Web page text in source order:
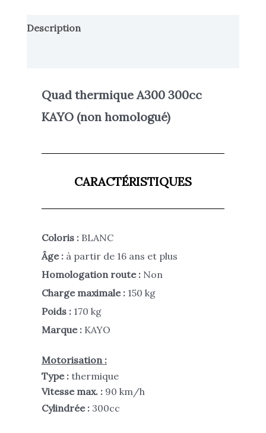
Description
Quad thermique A300 300cc
KAYO (non homologué)
CARACTÉRISTIQUES
Coloris : BLANC
Âge : à partir de 16 ans et plus
Homologation route : Non
Charge maximale : 150 kg
Poids : 170 kg
Marque : KAYO
Motorisation :
Type : thermique
Vitesse max. : 90 km/h
Cylindrée : 300cc